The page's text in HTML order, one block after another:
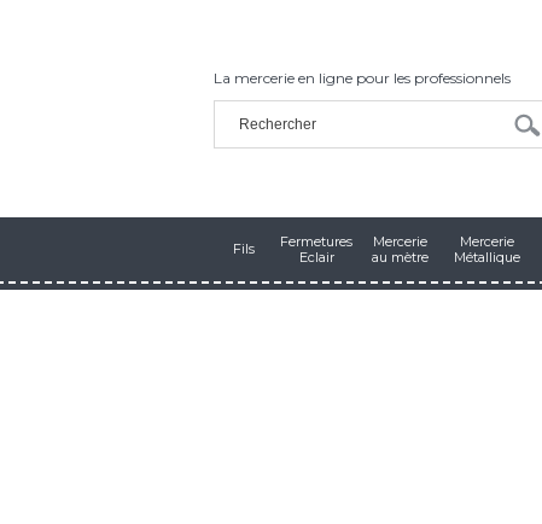
La mercerie en ligne pour les professionnels
Fils
Fermetures
Eclair
Mercerie
au mètre
Mercerie
Métallique